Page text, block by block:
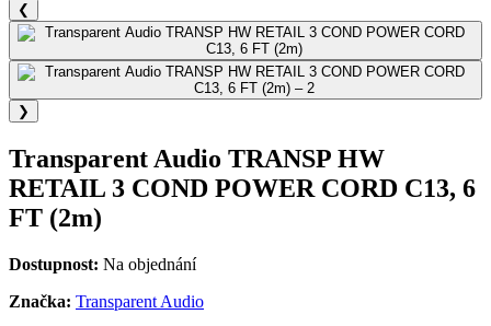
❮
❯
Transparent Audio TRANSP HW
RETAIL 3 COND POWER CORD C13, 6
FT (2m)
Dostupnost: Na objednání
Značka: Transparent Audio